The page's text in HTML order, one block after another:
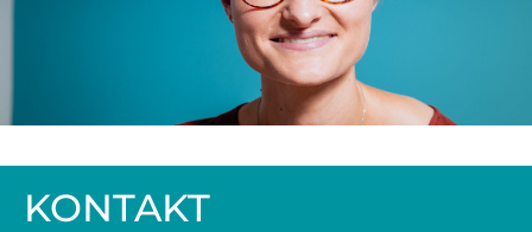
KONTAKT